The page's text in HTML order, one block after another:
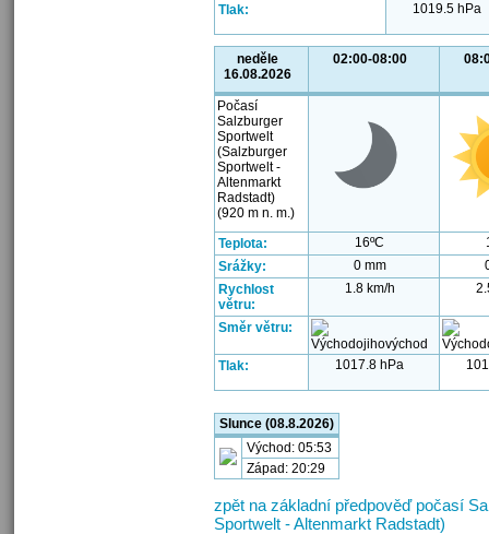
Tlak: 1019.5 hPa
neděle
16.08.2026
02:00-08:00
Počasí
Salzburger
Sportwelt
(Salzburger
Sportwelt -
Altenmarkt
Radstadt)
(920 m n. m.)
Teplota:
16ºC
Srážky:
0 mm
Rychlost
větru:
1.8 km/h
Směr větru:
Tlak: 1017.8 hPa
Slunce (08.8.2026)
Východ: 05:53
Západ: 20:29
zpět na základní předpověď počasí
Sportwelt - Altenmarkt Radstadt)